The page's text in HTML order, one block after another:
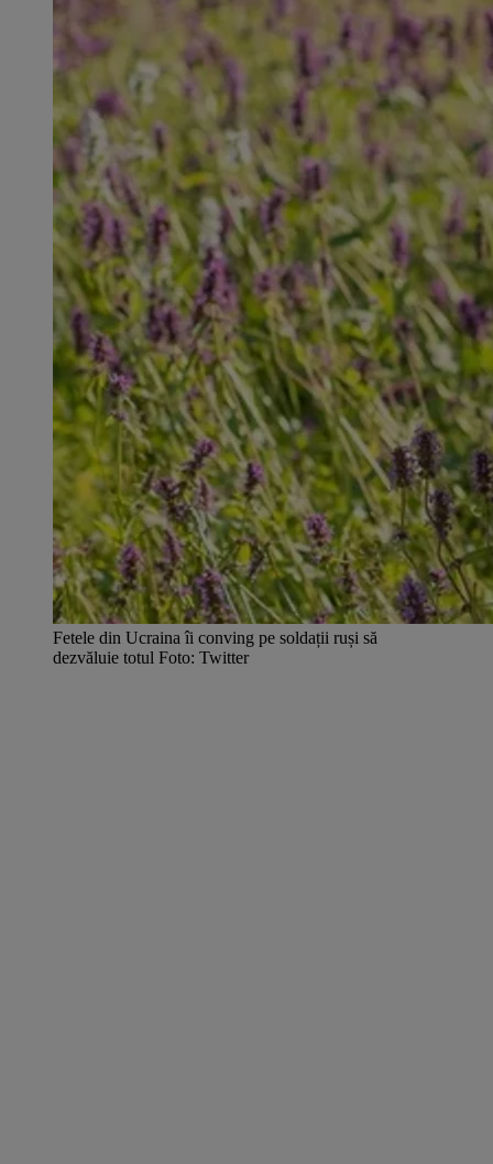
Fetele din Ucraina îi conving pe soldații ruși să
dezvăluie totul Foto: Twitter